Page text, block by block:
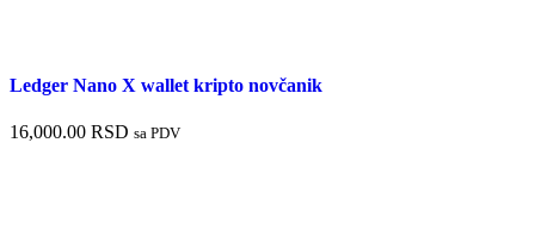
Ledger Nano X wallet kripto novčanik
16,000.00 RSD sa PDV